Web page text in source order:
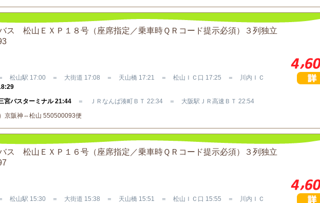
ス 松山ＥＸＰ１８号（座席指定／乗車時ＱＲコード提示必須）３列独立
＝ 松山駅 17:00 ＝ 大街道 17:08 ＝ 天山橋 17:21 ＝ 松山ＩＣ口 17:25 ＝ 川内ＩＣ
宮バスターミナル 21:44 ＝ ＪＲなんば湊町ＢＴ 22:34 ＝ 大阪駅ＪＲ高速ＢＴ 22:54
京阪神⇔松山 550500093便
ス 松山ＥＸＰ１６号（座席指定／乗車時ＱＲコード提示必須）３列独立
＝ 松山駅 15:30 ＝ 大街道 15:38 ＝ 天山橋 15:51 ＝ 松山ＩＣ口 15:55 ＝ 川内ＩＣ